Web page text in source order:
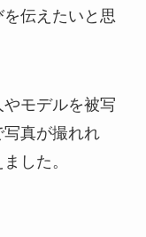
伝えたいと思
モデルを被写
真が撮れれ
した。